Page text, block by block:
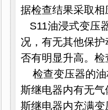
据检查结果采取
S11油浸式变压
况，有无其他保
否有明显升高。
检查变压器的油
斯继电器内有无
斯继电器内充满